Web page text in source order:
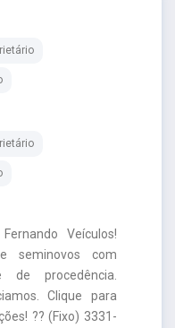
Veículos!
seminovos com
procedência.
Clique para
?? (Fixo) 3331-